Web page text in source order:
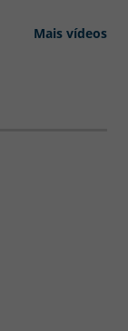
Mais vídeos